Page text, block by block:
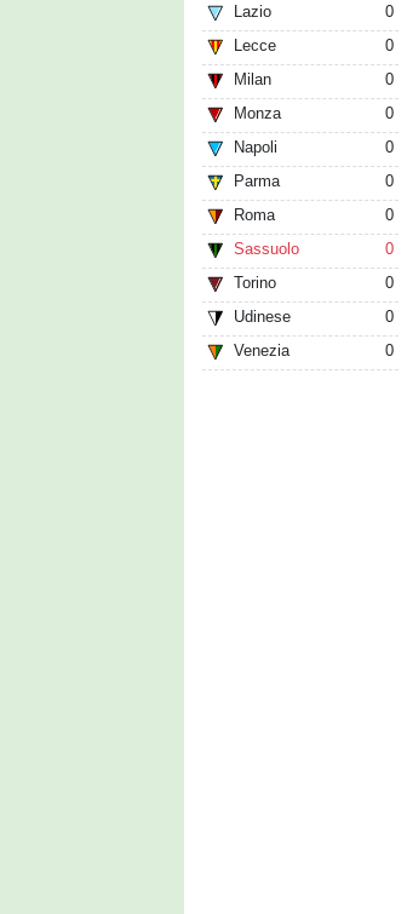
Lazio
0
Lecce
0
Milan
0
Monza
0
Napoli
0
Parma
0
Roma
0
Sassuolo
0
Torino
0
Udinese
0
Venezia
0